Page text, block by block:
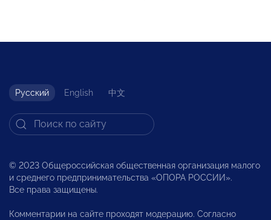
Русский English 中文
© 2023 Общероссийская общественная организация малого
и среднего предпринимательства «ОПОРА РОССИИ».
Все права защищены.
Комментарии на сайте проходят модерацию. Согласно